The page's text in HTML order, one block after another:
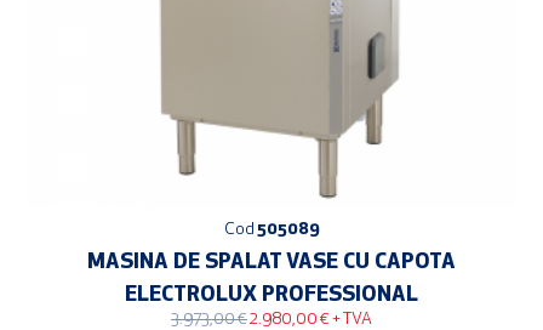
Cod 505089
MASINA DE SPALAT VASE CU CAPOTA
ELECTROLUX PROFESSIONAL
3.973,00€Prețul
2.980,00 € Prețul
+ TVA